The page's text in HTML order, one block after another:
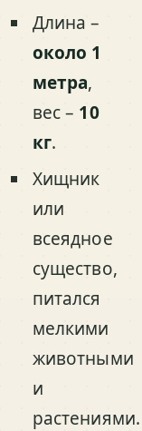
Длина –
около 1
метра,
вес – 10
кг.
Хищник
или
всеядное
существо,
питался
мелкими
животными
и
растениями.